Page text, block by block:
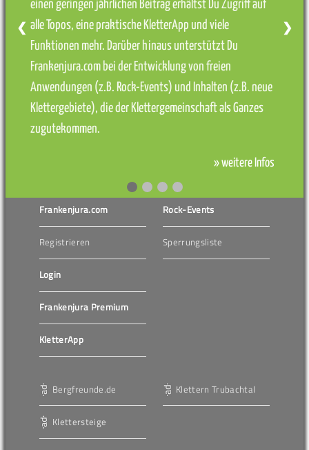
einen geringen jährlichen Beitrag erhältst Du Zugriff auf
alle Topos, eine praktische KletterApp und viele
Funktionen mehr. Darüber hinaus unterstützt Du
Frankenjura.com bei der Entwicklung von freien
Anwendungen (z.B. Rock-Events) und Inhalten (z.B. neue
Klettergebiete), die der Klettergemeinschaft als Ganzes
zugutekommen.
» weitere Infos
❮ ❯
Frankenjura.com
Registrieren
Login
Frankenjura Premium
KletterApp
Rock-Events
Sperrungsliste
Bergfreunde.de
Klettersteige
Klettern Trubachtal